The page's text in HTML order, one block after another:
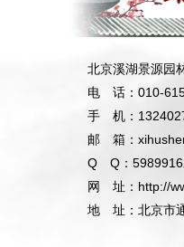
北京溪湖景源园
电 话：010-
手 机：
邮 箱：
Q Q：
网 址：http://
地 址：北京市